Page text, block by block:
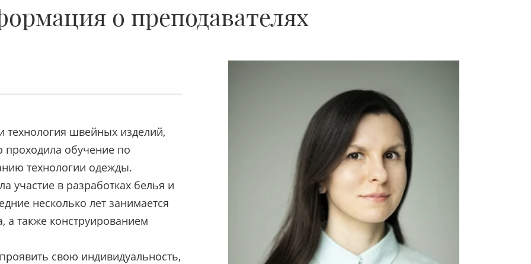
о преподавателях
технология швейных изделий,
обучение по
технологии одежды.
участие в разработках белья и
несколько лет занимается
также конструированием
свою индивидуальность,